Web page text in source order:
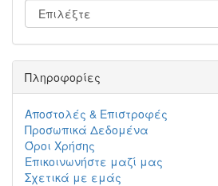
Πληροφορίες
Αποστολές & Επιστροφές
Προσωπικά Δεδομένα
Όροι Χρήσης
Επικοινωνήστε μαζί μας
Σχετικά με εμάς